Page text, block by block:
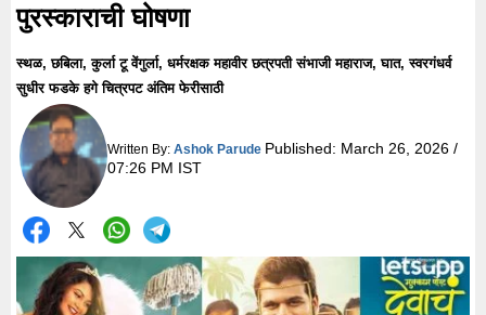
पुरस्काराची घोषणा
स्थळ, छबिला, कुर्ला टू वेंगुर्ला, धर्मरक्षक महावीर छत्रपती संभाजी महाराज, घात, स्वरगंधर्व
सुधीर फडके हगे चित्रपट अंतिम फेरीसाठी
Written By: Ashok Parude Published: March 26, 2026 /
07:26 PM IST